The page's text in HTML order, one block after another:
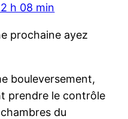
h 08 min
prochaine ayez
bouleversement,
prendre le contrôle
du